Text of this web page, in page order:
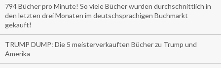
794 Bücher pro Minute! So viele Bücher wurden durchschnittlich in
den letzten drei Monaten im deutschsprachigen Buchmarkt
gekauft!
TRUMP DUMP: Die 5 meisterverkauften Bücher zu Trump und
Amerika